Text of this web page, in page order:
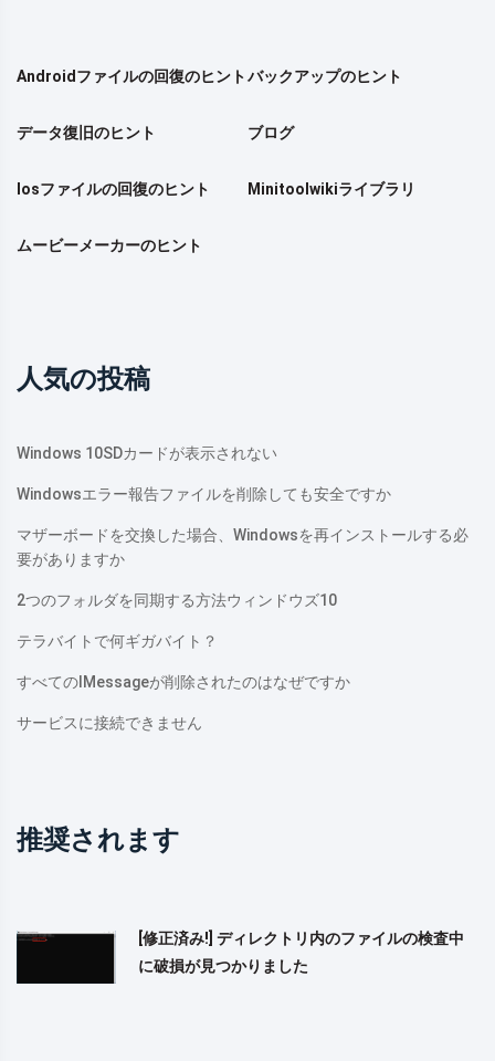
Androidファイルの回復のヒントバックアップのヒント
データ復旧のヒント ブログ
Iosファイルの回復のヒント Minitoolwikiライブラリ
ムービーメーカーのヒント
人気の投稿
Windows 10SDカードが表示されない
Windowsエラー報告ファイルを削除しても安全ですか
マザーボードを交換した場合、Windowsを再インストールする必
要がありますか
2つのフォルダを同期する方法ウィンドウズ10
テラバイトで何ギガバイト？
すべてのiMessageが削除されたのはなぜですか
サービスに接続できません
推奨されます
[修正済み!] ディレクトリ内のファイルの検査中
に破損が見つかりました